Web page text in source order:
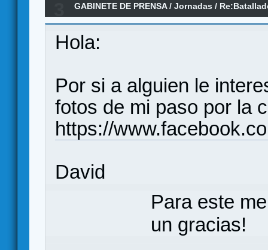
GABINETE DE PRENSA/Jornadas /
Hola:
Por si a alguien le
fotos de mi paso por la
https://
David
Para este
un gracias!